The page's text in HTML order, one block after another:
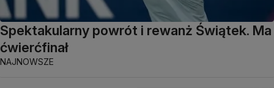
Spektakularny powrót i rewanż Świątek. Ma
ćwierćfinał
NAJNOWSZE